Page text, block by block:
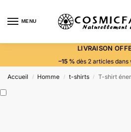
MENU
LIVRAISON
–15 % dès 2 articles dans
Accueil / Homme / t-shirts / T-shirt